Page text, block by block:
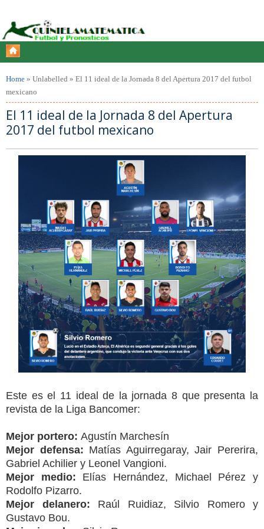
Home » Unlabelled » El 11 ideal de la Jornada 8 del Apertura 2017 del futbol
mexicano
El 11 ideal de la Jornada 8 del Apertura
2017 del futbol mexicano
Este es el 11 ideal de la jornada 8 que presenta la
revista de la Liga Bancomer:
Mejor portero: Agustín Marchesín
Mejor defensa: Matías Aguirregaray, Jair Pererira,
Gabriel Achilier y Leonel Vangioni.
Mejor medio: Elías Hernández, Michael Pérez y
Rodolfo Pizarro.
Mejor delanero: Raúl Ruidiaz, Silvio Romero y
Gustavo Bou.